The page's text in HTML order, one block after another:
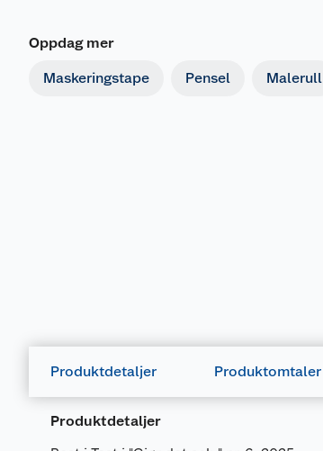
Oppdag mer
Maskeringstape Pensel Malerull
Produktdetaljer Produktomtaler
Produktdetaljer